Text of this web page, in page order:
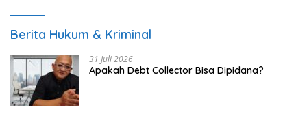
Berita Hukum & Kriminal
31 Juli 2026
Apakah Debt Collector Bisa Dipidana?